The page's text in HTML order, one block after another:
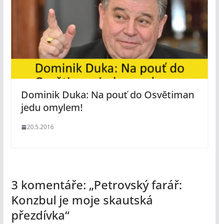
Dominik Duka: Na pouť do Osvětiman
jedu omylem!
20.5.2016
3 komentáře: „Petrovský farář:
Konzbul je moje skautská
přezdívka“